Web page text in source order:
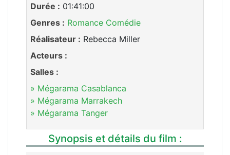
Durée : 01:41:00
Genres : Romance Comédie
Réalisateur : Rebecca Miller
Acteurs :
Salles :
» Mégarama Casablanca
» Mégarama Marrakech
» Mégarama Tanger
Synopsis et détails du film :